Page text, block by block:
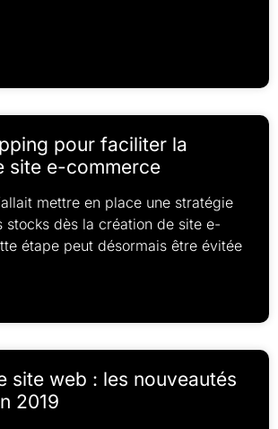
pour faciliter la
site e-commerce
mettre en place une stratégie
stocks dès la création de site e-
étape peut désormais être évitée
site web : les nouveautés
2019